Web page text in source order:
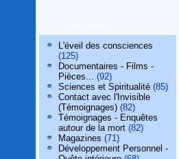
L'éveil des consciences
(125)
Documentaires - Films -
Pièces... (92)
Sciences et Spiritualité (85)
Contact avec l'Invisible
(Témoignages) (82)
Témoignages - Enquêtes
autour de la mort (82)
Magazines (71)
Développement Personnel -